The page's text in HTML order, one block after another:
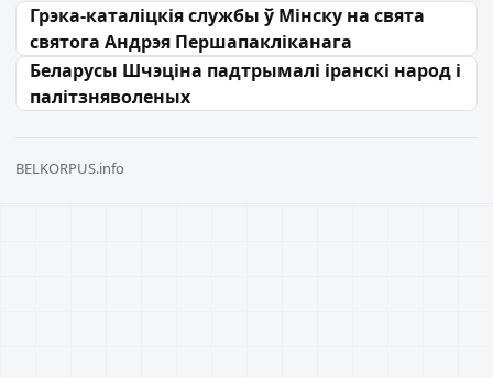
Навігацыя па запісах
Грэка-каталіцкія службы ў Мінску на свята
святога Андрэя Першапакліканага
Беларусы Шчэціна падтрымалі іранскі народ і
палітзняволеных
BELKORPUS.info